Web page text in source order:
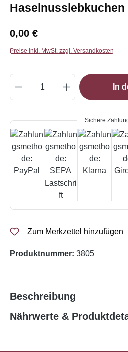
Haselnusslebkuchen
Regulärer Preis:
0,00 €
Preise inkl. MwSt. zzgl. Versandkosten
Produkt Anzahl: Gib In
Sichere
Zum Merkzettel hinzufügen
Produktnummer: 3805
Beschreibung
Nährwerte &